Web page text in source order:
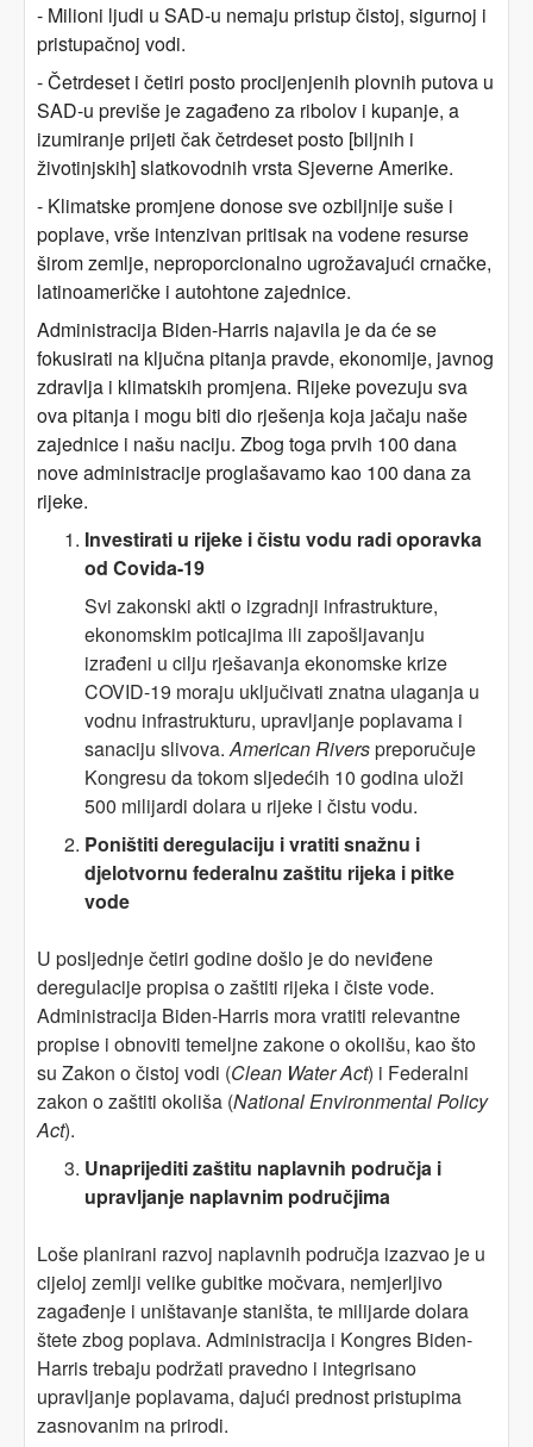
- Milioni ljudi u SAD-u nemaju pristup čistoj, sigurnoj i
pristupačnoj vodi.
- Četrdeset i četiri posto procijenjenih plovnih putova u
SAD-u previše je zagađeno za ribolov i kupanje, a
izumiranje prijeti čak četrdeset posto [biljnih i
životinjskih] slatkovodnih vrsta Sjeverne Amerike.
- Klimatske promjene donose sve ozbiljnije suše i
poplave, vrše intenzivan pritisak na vodene resurse
širom zemlje, neproporcionalno ugrožavajući crnačke,
latinoameričke i autohtone zajednice.
Administracija Biden-Harris najavila je da će se
fokusirati na ključna pitanja pravde, ekonomije, javnog
zdravlja i klimatskih promjena. Rijeke povezuju sva
ova pitanja i mogu biti dio rješenja koja jačaju naše
zajednice i našu naciju. Zbog toga prvih 100 dana
nove administracije proglašavamo kao 100 dana za
rijeke.
Investirati u rijeke i čistu vodu radi oporavka
od Covida-19
Svi zakonski akti o izgradnji infrastrukture,
ekonomskim poticajima ili zapošljavanju
izrađeni u cilju rješavanja ekonomske krize
COVID-19 moraju uključivati znatna ulaganja u
vodnu infrastrukturu, upravljanje poplavama i
sanaciju slivova.American Riverspreporučuje
Kongresu da tokom sljedećih 10 godina uloži
500 milijardi dolara u rijeke i čistu vodu.
Poništiti deregulaciju i vratiti snažnu i
djelotvornu federalnu zaštitu rijeka i pitke
vode
U posljednje četiri godine došlo je do neviđene
deregulacije propisa o zaštiti rijeka i čiste vode.
Administracija Biden-Harris mora vratiti relevantne
propise i obnoviti temeljne zakone o okolišu, kao što
su Zakon o čistoj vodi (Clean Water Act) i Federalni
zakon o zaštiti okoliša (National Environmental Policy
Act).
Unaprijediti zaštitu naplavnih područja i
upravljanje naplavnim područjima
Loše planirani razvoj naplavnih područja izazvao je u
cijeloj zemlji velike gubitke močvara, nemjerljivo
zagađenje i uništavanje staništa, te milijarde dolara
štete zbog poplava. Administracija i Kongres Biden-
Harris trebaju podržati pravedno i integrisano
upravljanje poplavama, dajući prednost pristupima
zasnovanim na prirodi.